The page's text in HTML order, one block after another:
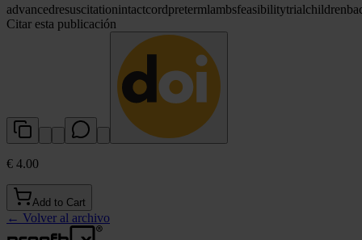
advancedresuscitationintactcordpretermlambsfeasibilitytrialchildren
Citar esta publicación
€ 4.00
Add to Cart
← Volver al archivo